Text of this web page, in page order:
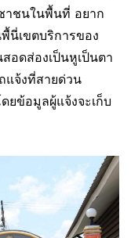
าชนในพื้นที่ อยาก
นี่เขตบริการของ
อดส่องเป็นหูเป็นตา
แจ้งที่สายด่วน
ข้อมูลผู้แจ้งจะเก็บ